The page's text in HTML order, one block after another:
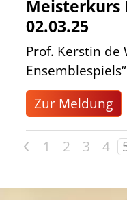
Meisterkurs
02.03.25
Prof. Kerstin de
Zur Meldung
< 1 2 3 4